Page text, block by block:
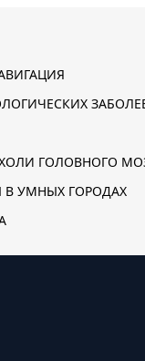
ГОЛОВНОГО
УМНЫХ ГОРОДАХ